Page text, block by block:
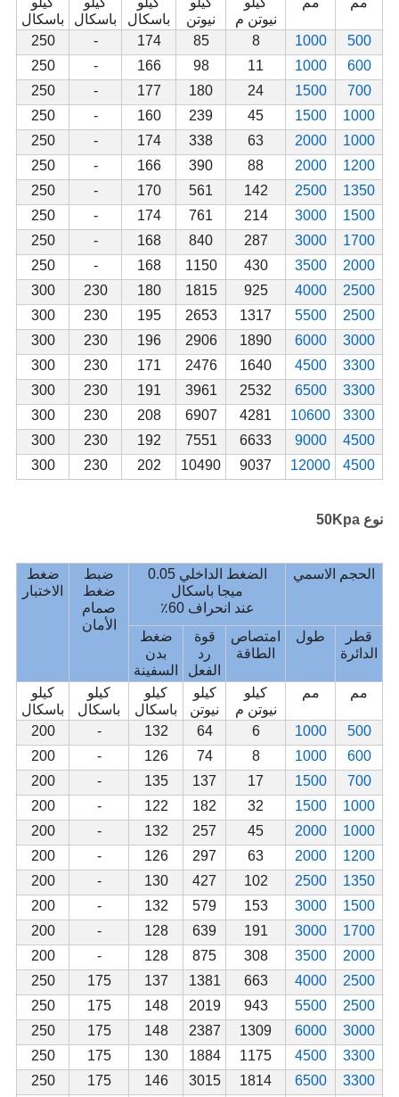
نيوتن م
نيوتن
باسكال
باسكال
باسكال
500
1000
8
85
174
-
250
600
1000
11
98
166
-
250
700
1500
24
180
177
-
250
1000
1500
45
239
160
-
250
1000
2000
63
338
174
-
250
1200
2000
88
390
166
-
250
1350
2500
142
561
170
-
250
1500
3000
214
761
174
-
250
1700
3000
287
840
168
-
250
2000
3500
430
1150
168
-
250
2500
4000
925
1815
180
230
300
2500
5500
1317
2653
195
230
300
3000
6000
1890
2906
196
230
300
3300
4500
1640
2476
171
230
300
3300
6500
2532
3961
191
230
300
3300
10600
4281
6907
208
230
300
4500
9000
6633
7551
192
230
300
4500
12000
9037
10490
202
230
300
نوع 50Kpa
الحجم الاسمي
الضغط الداخلي 0.05
ميجا باسكال
عند انحراف 60٪
ضبط
ضغط
صمام
الأمان
ضغط
الاختبار
قطر
الدائرة
طول
امتصاص
الطاقة
قوة
رد
الفعل
ضغط
بدن
السفينة
مم
مم
كيلو
نيوتن م
كيلو
نيوتن
كيلو
باسكال
كيلو
باسكال
كيلو
باسكال
500
1000
6
64
132
-
200
600
1000
8
74
126
-
200
700
1500
17
137
135
-
200
1000
1500
32
182
122
-
200
1000
2000
45
257
132
-
200
1200
2000
63
297
126
-
200
1350
2500
102
427
130
-
200
1500
3000
153
579
132
-
200
1700
3000
191
639
128
-
200
2000
3500
308
875
128
-
200
2500
4000
663
1381
137
175
250
2500
5500
943
2019
148
175
250
3000
6000
1309
2387
148
175
250
3300
4500
1175
1884
130
175
250
3300
6500
1814
3015
146
175
250